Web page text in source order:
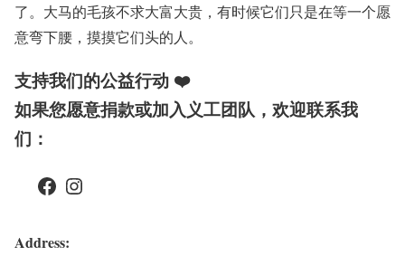
了。大马的毛孩不求大富大贵，有时候它们只是在等一个愿
意弯下腰，摸摸它们头的人。
支持我们的公益行动 ❤️
如果您愿意捐款或加入义工团队，欢迎联系我
们：
Facebook Instagram
Address: